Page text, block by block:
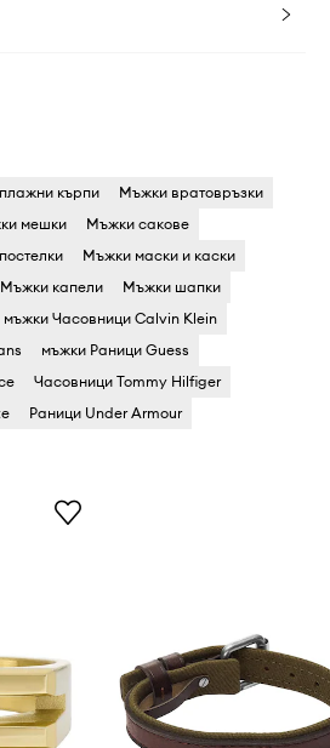
кърпи
Мъжки вратовръзки
мешки
Мъжки сакове
Мъжки маски и каски
Мъжки капели
Мъжки шапки
мъжки Часовници Calvin Klein
мъжки Раници Guess
Часовници Tommy Hilfiger
Раници Under Armour